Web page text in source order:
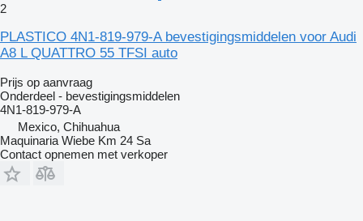
2
PLASTICO 4N1-819-979-A bevestigingsmiddelen voor Audi
A8 L QUATTRO 55 TFSI auto
Prijs op aanvraag
Onderdeel - bevestigingsmiddelen
4N1-819-979-A
Mexico, Chihuahua
Maquinaria Wiebe Km 24 Sa
Contact opnemen met verkoper